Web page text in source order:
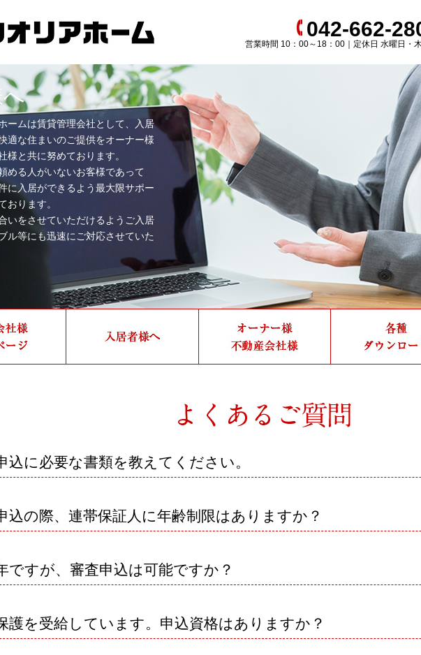
042-662-
営業時間 10：00～18：00｜定休日 水曜日・
へ
ームは賃貸管理会社として、入居
適な住まいのご提供をオーナー様
様と共に努めております。
める人がいないお客様であって
に入居ができるよう最大限サポー
おります。
いをさせていただけるようご入居
ル等にも迅速にご対応させていた
込に必要な書類を教えてください。
込の際、連帯保証人に年齢制限はありますか？
ですが、審査申込は可能ですか？
護を受給しています。申込資格はありますか？